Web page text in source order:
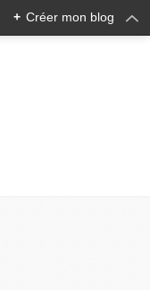
+ Créer mon blog